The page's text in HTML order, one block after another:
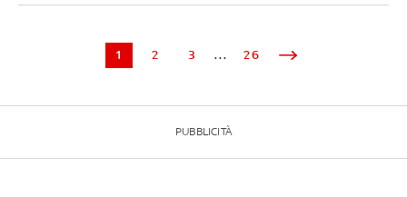
1 2 3 ... 26
PUBBLICITÀ